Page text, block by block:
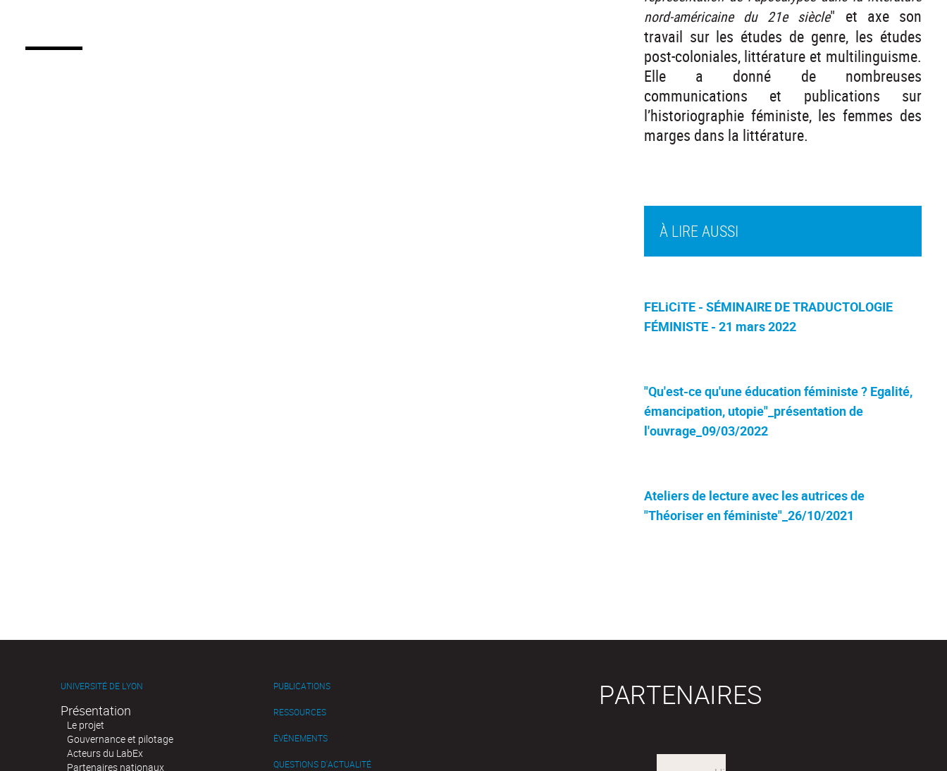
À LIRE AUSSI
FELiCiTE - SÉMINAIRE DE TRADUCTOLOGIE
FÉMINISTE - 21 mars 2022
"Qu'est-ce qu'une éducation féministe ? Egalité,
émancipation, utopie"_présentation de
l'ouvrage_09/03/2022
Ateliers de lecture avec les autrices de
"Théoriser en féministe"_26/10/2021
nord-américaine du 21e siècle" et axe son
travail sur les études de genre, les études
post-coloniales, littérature et multilinguisme.
Elle a donné de nombreuses
communications et publications sur
l’historiographie féministe, les femmes des
marges dans la littérature.
UNIVERSITÉ DE LYON
Présentation
Le projet
Gouvernance et pilotage
Acteurs du LabEx
Partenaires nationaux
PUBLICATIONS
RESSOURCES
ÉVÉNEMENTS
QUESTIONS D'ACTUALITÉ
PARTENAIRES